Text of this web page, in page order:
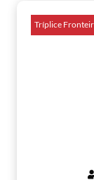
Tríplice